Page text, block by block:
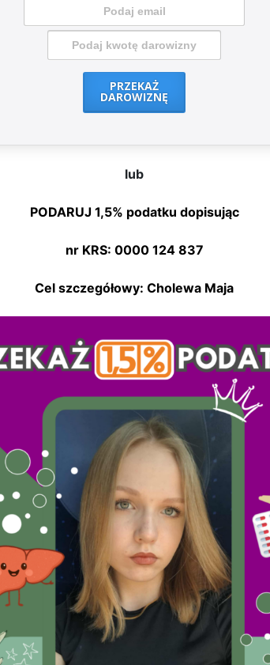
PRZEKAŻ
DAROWIZNĘ
lub
PODARUJ 1,5% podatku dopisując
nr KRS: 0000 124 837
Cel szczegółowy: Cholewa Maja